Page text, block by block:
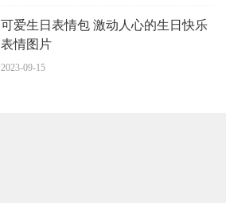
可爱生日表情包 激动人心的生日快乐
表情图片
2023-09-15